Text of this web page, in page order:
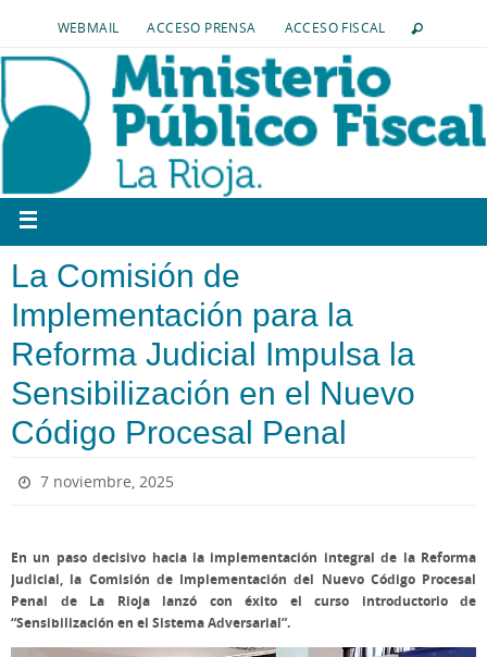
WEBMAIL ACCESO PRENSA ACCESO FISCAL
La Comisión de
Implementación para la
Reforma Judicial Impulsa la
Sensibilización en el Nuevo
Código Procesal Penal
7 noviembre, 2025
En un paso decisivo hacia la implementación integral de la Reforma
Judicial, la Comisión de Implementación del Nuevo Código Procesal
Penal de La Rioja lanzó con éxito el curso introductorio de
“Sensibilización en el Sistema Adversarial”.